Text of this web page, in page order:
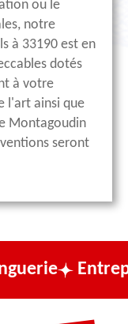
ou le
notre
à 33190 est en
dotés
à votre
l'art ainsi que
Montagoudin
seront
de